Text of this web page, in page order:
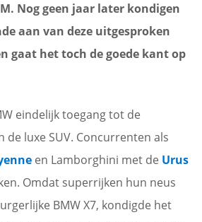
Nog geen jaar later kondigen
aan van deze uitgesproken
gaat het toch de goede kant op
eindelijk toegang tot de
de luxe SUV. Concurrenten als
en Lamborghini met de Urus
Omdat superrijken hun neus
BMW X7, kondigde het